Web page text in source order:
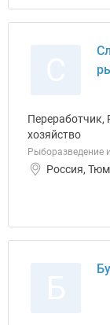
Переработчик,
хозяйство
Рыборазведение
Россия,